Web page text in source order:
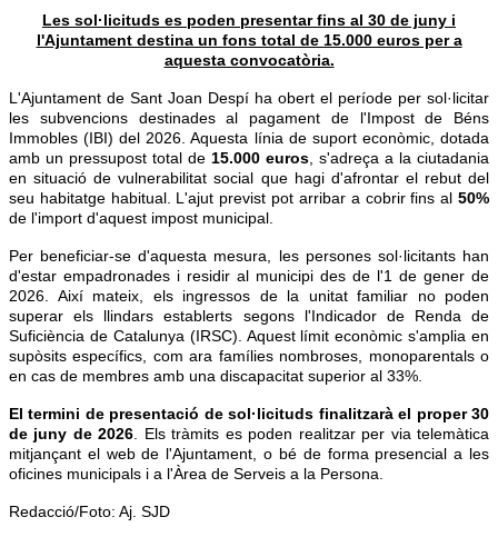
Les sol·licituds es poden presentar fins al 30 de juny i
l'Ajuntament destina un fons total de 15.000 euros per a
aquesta convocatòria.
L'Ajuntament de Sant Joan Despí ha obert el període per sol·licitar
les subvencions destinades al pagament de l'Impost de Béns
Immobles (IBI) del 2026. Aquesta línia de suport econòmic, dotada
amb un pressupost total de 15.000 euros , s'adreça a la ciutadania
en situació de vulnerabilitat social que hagi d'afrontar el rebut del
seu habitatge habitual. L'ajut previst pot arribar a cobrir fins al 50%
de l'import d'aquest impost municipal.
Per beneficiar-se d'aquesta mesura, les persones sol·licitants han
d'estar empadronades i residir al municipi des de l'1 de gener de
2026. Així mateix, els ingressos de la unitat familiar no poden
superar els llindars establerts segons l'Indicador de Renda de
Suficiència de Catalunya (IRSC). Aquest límit econòmic s'amplia en
supòsits específics, com ara famílies nombroses, monoparentals o
en cas de membres amb una discapacitat superior al 33%.
El termini de presentació de sol·licituds finalitzarà el proper 30
de juny de 2026 . Els tràmits es poden realitzar per via telemàtica
mitjançant el web de l'Ajuntament, o bé de forma presencial a les
oficines municipals i a l'Àrea de Serveis a la Persona.
Redacció/Foto: Aj. SJD